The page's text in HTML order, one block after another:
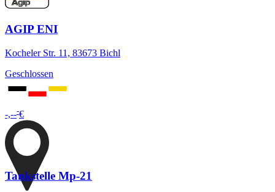
AGIP ENI
Kocheler Str. 11, 83673 Bichl
Geschlossen
-,---€
Tankstelle Mp-21